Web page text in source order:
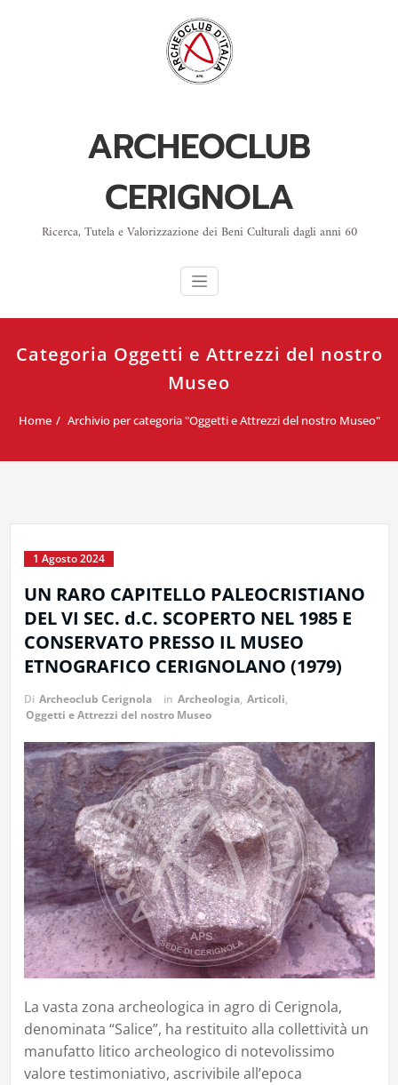
ARCHEOCLUB
CERIGNOLA
Ricerca, Tutela e Valorizzazione dei Beni Culturali dagli anni 60
Categoria Oggetti e Attrezzi del nostro
Museo
Home Archivio per categoria "Oggetti e Attrezzi del nostro Museo"
1 Agosto 2024
UN RARO CAPITELLO PALEOCRISTIANO
DEL VI SEC. d.C. SCOPERTO NEL 1985 E
CONSERVATO PRESSO IL MUSEO
ETNOGRAFICO CERIGNOLANO (1979)
Di Archeoclub Cerignola in Archeologia, Articoli,
Oggetti e Attrezzi del nostro Museo
La vasta zona archeologica in agro di Cerignola,
denominata “Salice”, ha restituito alla collettività un
manufatto litico archeologico di notevolissimo
valore testimoniativo, ascrivibile all’epoca